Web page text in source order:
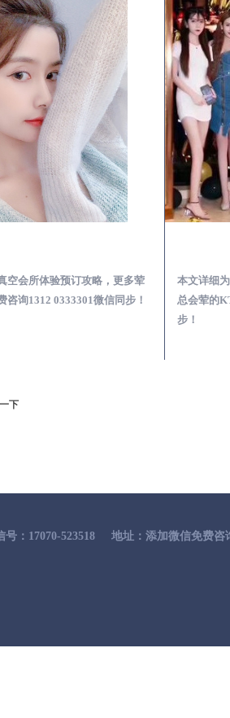
空会所体验预订攻略，更多荤
询1312 0333301微信同步！
本文详细
总会荤的
步！
下
号：17070-523518 地址：添加微信免费